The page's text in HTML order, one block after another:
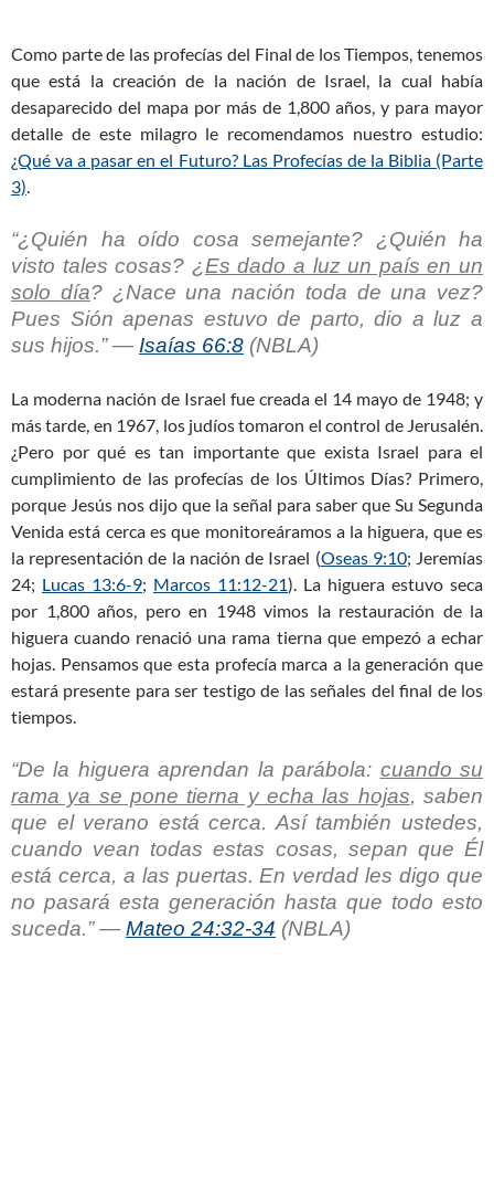
Como parte de las profecías del Final de los Tiempos, tenemos
que está la creación de la nación de Israel, la cual había
desaparecido del mapa por más de 1,800 años, y para mayor
detalle de este milagro le recomendamos nuestro estudio:
¿Qué va a pasar en el Futuro? Las Profecías de la Biblia (Parte
3).
“¿Quién ha oído cosa semejante? ¿Quién ha
visto tales cosas? ¿Es dado a luz un país en un
solo día? ¿Nace una nación toda de una vez?
Pues Sión apenas estuvo de parto, dio a luz a
sus hijos.” — Isaías 66:8 (NBLA)
La moderna nación de Israel fue creada el 14 mayo de 1948; y
más tarde, en 1967, los judíos tomaron el control de Jerusalén.
¿Pero por qué es tan importante que exista Israel para el
cumplimiento de las profecías de los Últimos Días? Primero,
porque Jesús nos dijo que la señal para saber que Su Segunda
Venida está cerca es que monitoreáramos a la higuera, que es
la representación de la nación de Israel (Oseas 9:10; Jeremías
24; Lucas 13:6-9; Marcos 11:12-21). La higuera estuvo seca
por 1,800 años, pero en 1948 vimos la restauración de la
higuera cuando renació una rama tierna que empezó a echar
hojas. Pensamos que esta profecía marca a la generación que
estará presente para ser testigo de las señales del final de los
tiempos.
“De la higuera aprendan la parábola: cuando su
rama ya se pone tierna y echa las hojas, saben
que el verano está cerca. Así también ustedes,
cuando vean todas estas cosas, sepan que Él
está cerca, a las puertas. En verdad les digo que
no pasará esta generación hasta que todo esto
suceda.” — Mateo 24:32-34 (NBLA)